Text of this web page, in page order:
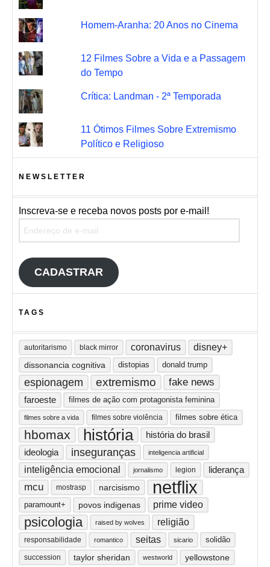
Homem-Aranha: 20 Anos no Cinema
12 Filmes Sobre a Vida e a Passagem
do Tempo
Crítica: Landman - 2ª Temporada
11 Ótimos Filmes Sobre Extremismo
Político e Religioso
NEWSLETTER
Inscreva-se e receba novos posts por e-mail!
CADASTRAR
TAGS
autoritarismo black mirror coronavirus disney+
dissonancia cognitiva distopias donald trump
espionagem extremismo fake news
faroeste filmes de ação com protagonista feminina
filmes sobre a vida filmes sobre violência filmes sobre ética
hbomax história história do brasil
ideologia inseguranças inteligencia artificial
inteligência emocional jornalismo legion liderança
mcu mostrasp narcisismo netflix
paramount+ povos indigenas prime video
psicologia raised by wolves religião
responsabilidade romantico seitas sicario solidão
succession taylor sheridan westworld yellowstone